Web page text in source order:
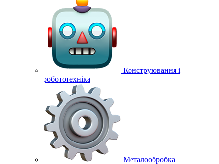
Конструювання і
робототехніка
Металообробка